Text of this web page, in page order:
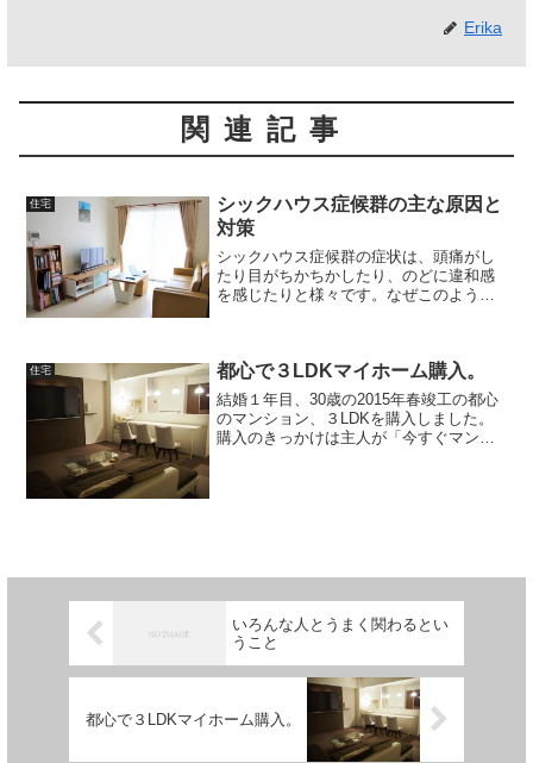
Erika
関連記事
住宅
シックハウス症候群の主な原因と
対策
シックハウス症候群の症状は、頭痛がし
たり目がちかちかしたり、のどに違和感
を感じたりと様々です。なぜこのような
ています。目に見えないカ...
住宅 都心で３LDKマイホーム購入。
結婚１年目、30歳の2015年春竣工の都心
のマンション、３LDKを購入しました。
購入のきっかけは主人が「今すぐマンシ
いろんな人とうまく関わるとい
うこと
都心で３LDKマイホーム購入。